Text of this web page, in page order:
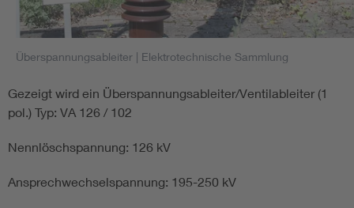
Überspannungsableiter | Elektrotechnische Sammlung
Gezeigt wird ein Überspannungsableiter/Ventilableiter (1
pol.) Typ: VA 126 / 102
Nennlöschspannung: 126 kV
Ansprechwechselspannung: 195-250 kV